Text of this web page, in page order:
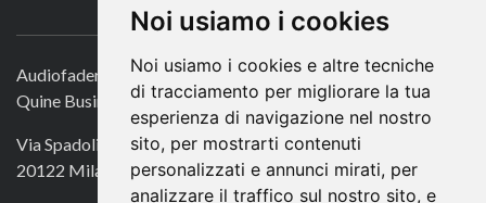
Noi usiamo i cookies
Noi usiamo i cookies e altre tecniche
di tracciamento per migliorare la tua
esperienza di navigazione nel nostro
sito, per mostrarti contenuti
personalizzati e annunci mirati, per
analizzare il traffico sul nostro sito, e
CONTATTACI
Audiofader.com
Quine Business Publisher
Via Spadolini 7
20122 Milano